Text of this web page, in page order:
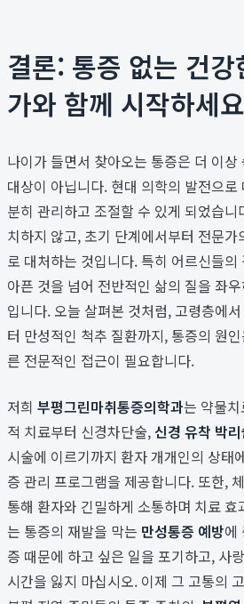
결론: 통증 없는 건
가와 함께 시작하세요
나이가 들면서 찾아오는 통증은 더 이
대상이 아닙니다. 현대 의학의 발전으
분히 관리하고 조절할 수 있게 되었습
치하지 않고, 초기 단계에서부터 전문
로 대처하는 것입니다. 특히 어르신들
아픈 것을 넘어 전반적인 삶의 질을 좌
입니다. 오늘 살펴본 것처럼, 고령층에
터 만성적인 척추 질환까지, 통증의 원
른 전문적인 접근이 필요합니다.
저희 부평그린마취통증의학과는 약물
적 치료부터 신경차단술,신경 유착 박
시술에 이르기까지 환자 개개인의 상태
증 관리 프로그램을 제공합니다. 또한,
통해 환자와 긴밀하게 소통하며 치료
는 통증의 재발을 막는 만성통증 예방에
증 때문에 하고 싶은 일을 포기하고, 사
시간을 잃지 마십시오. 이제 그 고통의